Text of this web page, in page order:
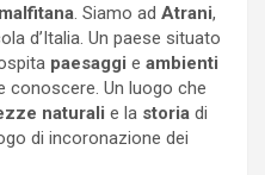
. Siamo ad Atrani,
d’Italia. Un paese situato
paesaggi e ambienti
Un luogo che
naturali e la storia di
di incoronazione dei